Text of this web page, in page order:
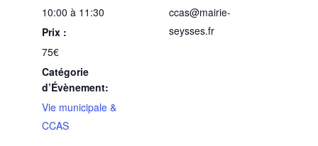
10:00 à 11:30
Prix :
75€
Catégorie
d’Évènement:
Vie municipale &
CCAS
ccas@mairie-
seysses.fr